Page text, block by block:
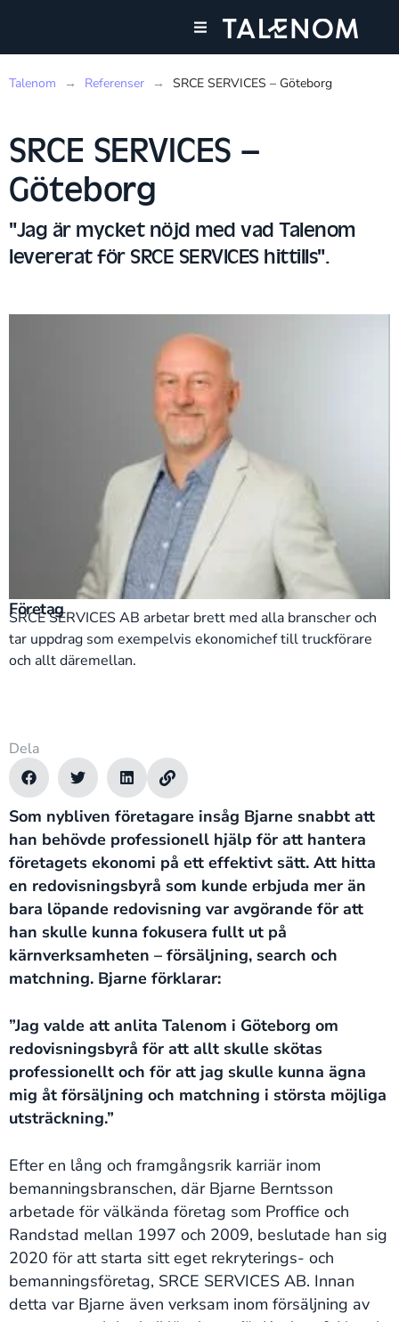
Talenom → Referenser → SRCE SERVICES – Göteborg
SRCE SERVICES –
Göteborg
"Jag är mycket nöjd med vad Talenom
levererat för SRCE SERVICES hittills".
Företag
SRCE SERVICES AB arbetar brett med alla branscher och
tar uppdrag som exempelvis ekonomichef till truckförare
och allt däremellan.
Dela
Som nybliven företagare insåg Bjarne snabbt att
han behövde professionell hjälp för att hantera
företagets ekonomi på ett effektivt sätt. Att hitta
en redovisningsbyrå som kunde erbjuda mer än
bara löpande redovisning var avgörande för att
han skulle kunna fokusera fullt ut på
kärnverksamheten – försäljning, search och
matchning. Bjarne förklarar:
”Jag valde att anlita Talenom i Göteborg om
redovisningsbyrå för att allt skulle skötas
professionellt och för att jag skulle kunna ägna
mig åt försäljning och matchning i största möjliga
utsträckning.”
Efter en lång och framgångsrik karriär inom
bemanningsbranschen, där Bjarne Berntsson
arbetade för välkända företag som Proffice och
Randstad mellan 1997 och 2009, beslutade han sig
2020 för att starta sitt eget rekryterings- och
bemanningsföretag, SRCE SERVICES AB. Innan
detta var Bjarne även verksam inom försäljning av